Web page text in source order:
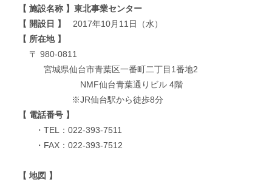
【 施設名称 】東北事業センター
【 開設日 】
2017年10月11日（水）
【 所在地 】
〒 980-0811
宮城県仙台市青葉区一番町二丁目1番地2
NMF仙台青葉通りビル 4階
※JR仙台駅から徒歩8分
【 電話番号 】
・TEL：022-393-7511
・FAX：022-393-7512
【 地図 】